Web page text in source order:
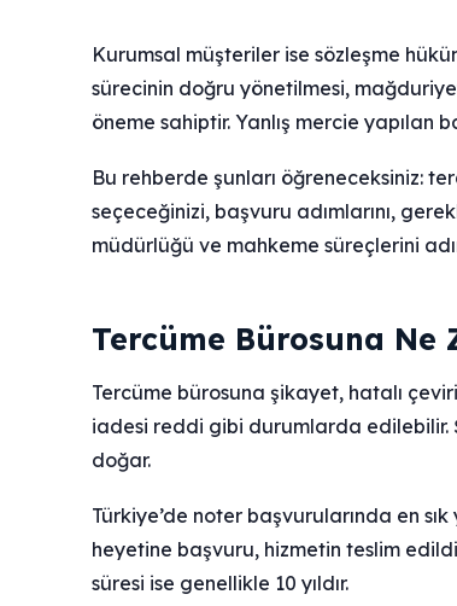
Kurumsal müşteriler ise sözleşme
sürecinin doğru yönetilmesi,
öneme sahiptir. Yanlış mercie yapılan
Bu rehberde şunları öğreneceksiniz:
seçeceğinizi, başvuru adımlarını,
müdürlüğü ve mahkeme süreçlerini
Tercüme Bürosuna Ne
Tercüme bürosuna şikayet, hatalı
iadesi reddi gibi durumlarda edilebilir.
doğar.
Türkiye’de noter başvurularında en
heyetine başvuru, hizmetin teslim
süresi ise genellikle 10 yıldır.